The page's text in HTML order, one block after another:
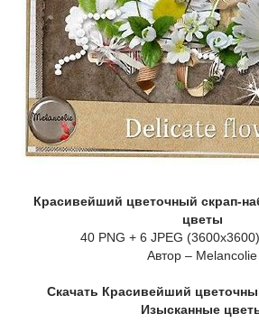
Красивейший цветочный скрап-
цветы
40 PNG + 6 JPEG
Автор – Melancolie
Скачать Красивейший
Изысканные